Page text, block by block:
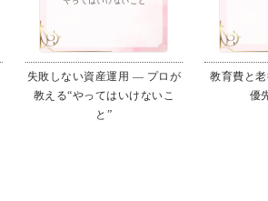
失敗しない資産運用 ― プロが
教える“やってはいけないこ
と”
教育費と
優